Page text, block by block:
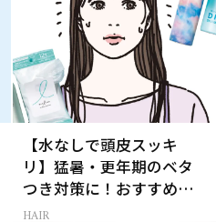
【水なしで頭皮スッキ
リ】猛暑・更年期のベタ
つき対策に！おすすめ最
新ドライシャンプー4選
HAIR